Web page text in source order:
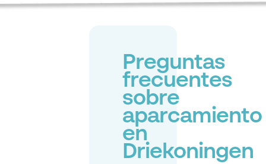
Preguntas
frecuentes
sobre
aparcamiento
en
Driekoningen